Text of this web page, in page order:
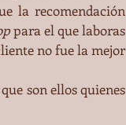
la recomendación
para el que laboras
no fue la mejor
son ellos quienes